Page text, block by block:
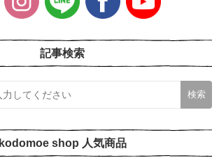
記事検索
kodomoe shop 人気商品